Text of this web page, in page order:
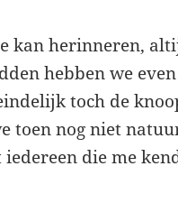
kan herinneren,
hebben we
toch de
toen nog niet
die me